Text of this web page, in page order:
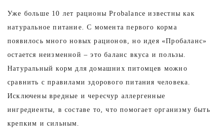
Уже больше 10 лет рационы Probalance известны как
натуральное питание. С момента первого корма
появилось много новых рационов, но идея «Пробаланс»
остается неизменной – это баланс вкуса и пользы.
Натуральный корм для домашних питомцев можно
сравнить с правилами здорового питания человека.
Исключены вредные и чересчур аллергенные
ингредиенты, в составе то, что помогает организму быть
крепким и сильным.